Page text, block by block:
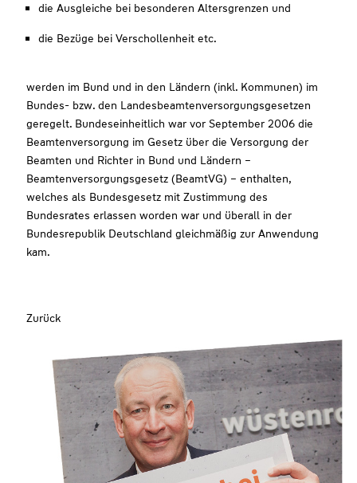
die Ausgleiche bei besonderen Altersgrenzen und
die Bezüge bei Verschollenheit etc.
werden im Bund und in den Ländern (inkl. Kommunen) im
Bundes- bzw. den Landesbeamtenversorgungsgesetzen
geregelt. Bundeseinheitlich war vor September 2006 die
Beamtenversorgung im Gesetz über die Versorgung der
Beamten und Richter in Bund und Ländern –
Beamtenversorgungsgesetz (BeamtVG) – enthalten,
welches als Bundesgesetz mit Zustimmung des
Bundesrates erlassen worden war und überall in der
Bundesrepublik Deutschland gleichmäßig zur Anwendung
kam.
Zurück